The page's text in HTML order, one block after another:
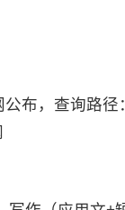
布，查询路径：